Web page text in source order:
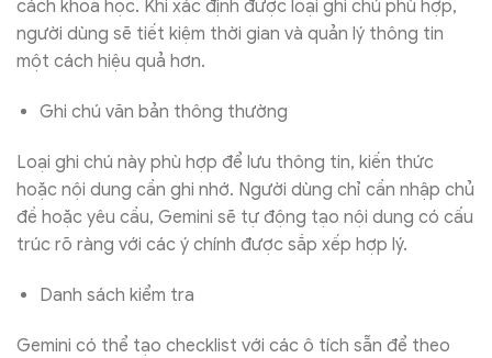
cách khoa học. Khi xác định được loại ghi chú phù hợp,
người dùng sẽ tiết kiệm thời gian và quản lý thông tin
một cách hiệu quả hơn.
Ghi chú văn bản thông thường
Loại ghi chú này phù hợp để lưu thông tin, kiến thức
hoặc nội dung cần ghi nhớ. Người dùng chỉ cần nhập chủ
đề hoặc yêu cầu, Gemini sẽ tự động tạo nội dung có cấu
trúc rõ ràng với các ý chính được sắp xếp hợp lý.
Danh sách kiểm tra
Gemini có thể tạo checklist với các ô tích sẵn để theo